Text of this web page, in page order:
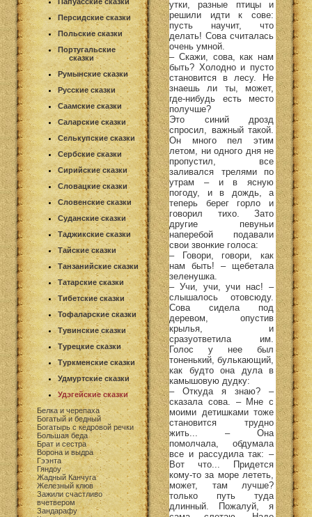
Персидские сказки
Польские сказки
Португальские
сказки
Румынские сказки
Русские сказки
Саамские сказки
Саларские сказки
Селькупские сказки
Сербские сказки
Сирийские сказки
Словацкие сказки
Словенские сказки
Суданские сказки
Таджикские сказки
Тайские сказки
Танзанийские сказки
Татарские сказки
Тибетские сказки
Тофаларские сказки
Тувинские сказки
Турецкие сказки
Туркменские сказки
Удмуртские сказки
Удэгейские сказки
Белка и черепаха
Богатый и бедный
Богатырь с кедровой речки
Большая беда
Брат и сестра
Ворона и выдра
Гээнта
Гяндоу
Жадный Канчуга
Железный клюв
Зажили счастливо
вчетвером
Зандарафу
утки, разные птицы и
решили идти к сове:
пусть научит, что
делать! Сова считалась
очень умной.
– Скажи, сова, как нам
быть? Холодно и пусто
становится в лесу. Не
знаешь ли ты, может,
где-нибудь есть место
получше?
Это синий дрозд
спросил, важный такой.
Он много пел этим
летом, ни одного дня не
пропустил, все
заливался трелями по
утрам – и в ясную
погоду, и в дождь, а
теперь берег горло и
говорил тихо. Зато
другие певуньи
наперебой подавали
свои звонкие голоса:
– Говори, говори, как
нам быть! – щебетала
зеленушка.
– Учи, учи, учи нас! –
слышалось отовсюду.
Сова сидела под
деревом, опустив
крылья, и
сразуответила им.
Голос у нее был
тоненький, булькающий,
как будто она дула в
камышовую дудку:
– Откуда я знаю? –
сказала сова. – Мне с
моими детишками тоже
становится трудно
жить... – Она
помолчала, обдумала
все и рассудила так: –
Вот что... Придется
кому-то за море лететь,
может, там лучше?
только путь туда
длинный. Пожалуй, я